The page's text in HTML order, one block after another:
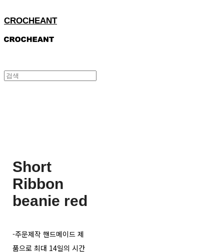
CROCHEANT
Short
Ribbon
beanie red
-주문제작 핸드메이드 제
품으로 최대 14일의 시간